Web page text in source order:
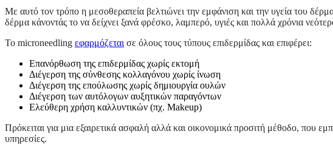
Με αυτό τον τρόπο η μεσοθεραπεία βελτιώνει την εμφάνιση και την υγεία του
δέρμα κάνοντάς το να δείχνει ξανά φρέσκο, λαμπερό, υγιές και πολλά χρόνια
Το microneedling εφαρμόζεται σε όλους τους τύπους επιδερμίδας και επιφέρει:
Επανόρθωση της επιδερμίδας χωρίς εκτομή
Διέγερση της σύνθεσης κολλαγόνου χωρίς ίνωση
Διέγερση της επούλωσης χωρίς δημιουργία ουλών
Διέγερση των αυτόλογων αυξητικών παραγόντων
Ελεύθερη χρήση καλλυντικών (πχ. Makeup)
Πρόκειται για μια εξαιρετικά ασφαλή αλλά και οικονομικά προσιτή μέθοδο, που
υπηρεσίες.